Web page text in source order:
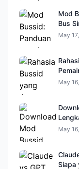
Mod
Bus
May
May
May
Siapa